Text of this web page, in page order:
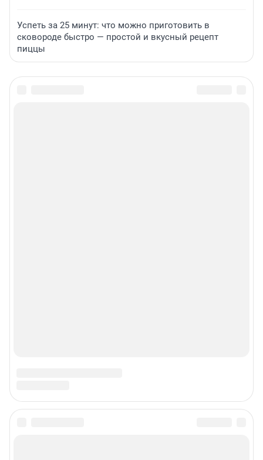
Успеть за 25 минут: что можно приготовить в
сковороде быстро — простой и вкусный рецепт
пиццы